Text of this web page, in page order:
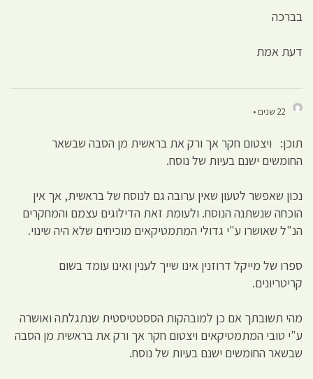
בברכה
דעת אמת
22 שנים •
תוכן: ויצטום חקר אך ורק את בראשית מן הסבה שבשאר
החומשים ישנם בעיות של נוסח.
נכון שאפשר לטעון שאין ערובה גם לנוסח של בראשית, אך אין
הוכחה שנשתנה הנוסח. ולעומת זאת הדילוגים עצמם והמחקרים
הנ"ל שאושרו ע"י גדולי המתמטיקאים מוכיחים שלא היה שינוי.
ספרו של מייקל דרוזנין אינו שייך לענין ואינו עומד בשום
קריטריונים.
מהי תשובתך אם כן למובהקות הססטטיסטית שנתגלתה ואושרה
ע"י טובי המתמטיקאים ויצטום חקר אך ורק את בראשית מן הסבה
שבשאר החומשים ישנם בעיות של נוסח.